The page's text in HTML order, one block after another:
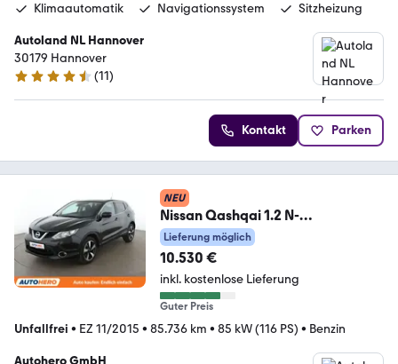
Klimaautomatik
Navigationssystem Sitzheizung
Autoland NL Hannover
30179 Hannover
4.7 Sterne
(11)
Kontakt Parken
NEU
Nissan Qashqai 1.2 N-
Connecta*NAVI*TEMPO*CAM*P
DC*LIM*
Lieferung möglich
10.530 €
inkl. kostenlose Lieferung
Guter Preis
Unfallfrei • EZ 11/2015 • 85.736 km • 85 kW (116 PS) • Benzin